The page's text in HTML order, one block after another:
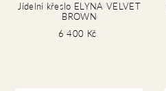
Jídelní křeslo ELYNA VELVET
BROWN
6 400 Kč